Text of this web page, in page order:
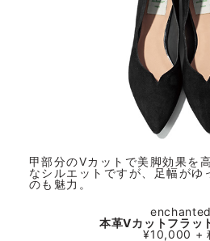
甲部分のVカットで美脚効果を
なシルエットですが、足幅がゆ
のも魅力。
enchanted
本革Vカットフラッ
¥10,000 +